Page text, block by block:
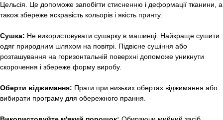
Цельсія. Це допоможе запобігти стисненню і деформації тканини, а
також збереже яскравість кольорів і якість принту.
Сушка: Не використовувати сушарку в машинці. Найкраще сушити
одяг природним шляхом на повітрі. Підвісне сушіння або
розташування на горизонтальній поверхні допоможе уникнути
скорочення і збереже форму виробу.
Оберти віджимання: Прати при низьких обертах віджимання або
вибирати програму для обережного прання.